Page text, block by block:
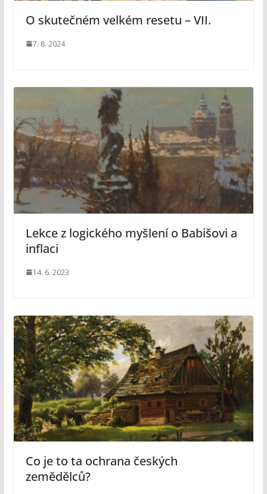
O skutečném velkém resetu – VII.
7. 8. 2024
Lekce z logického myšlení o Babišovi a
inflaci
14. 6. 2023
Co je to ta ochrana českých
zemědělců?